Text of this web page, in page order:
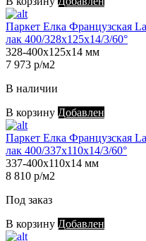
Паркет Елка Французская
лак 400/328х125х14/3/60°
328-400х125х14 мм
7 973 р/м2
В наличии
В корзину Добавлен
Паркет Елка Французская
лак 400/337х110х14/3/60°
337-400х110х14 мм
8 810 р/м2
Под заказ
В корзину Добавлен